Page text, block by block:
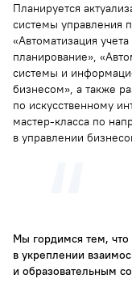
Планируется
системы управления
«Автоматизация
планирование»,
системы и
бизнесом», а также
по искусственному
мастер-класса по
в управлении
Мы гордимся тем,
в укреплении
и образовательным